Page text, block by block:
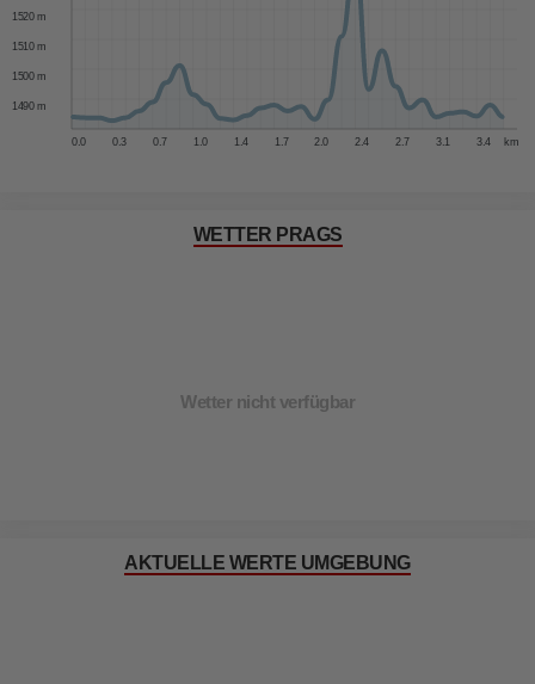
0.0 0.3 0.7 1.0 1.4 1.7 2.0 2.4 2.7 3.1 3.4 km
1490 m
1500 m
1510 m
1520 m
WETTER PRAGS
Wetter nicht verfügbar
AKTUELLE WERTE UMGEBUNG